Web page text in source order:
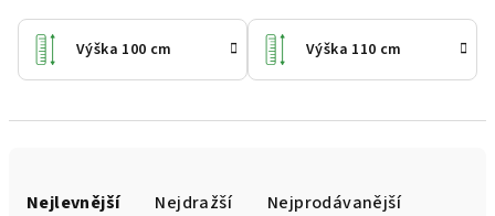
Výška 100 cm Výška 110 cm
Nejlevnější Nejdražší Nejprodávanější